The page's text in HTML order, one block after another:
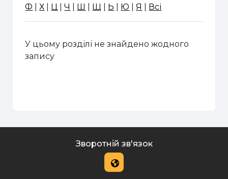
Ф |Х Ц |Ч Ш Щ Ь Ю |Я Всі
У цьому розділі не знайдено жодного
запису
Зворотній зв'язок